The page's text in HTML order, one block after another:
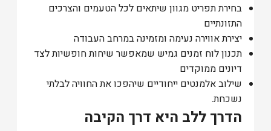
בחירת תפריט מגוון שיתאים לכל הטעמים והצרכים
התזונתיים
יצירת אווירה נעימה ומזמינה במרחב העבודה
תכנון לוח זמנים גמיש שמאפשר שיחות חופשיות לצד
דיונים ממוקדים
שילוב אלמנטים ייחודיים שיהפכו את החוויה לבלתי
נשכחת.
הדרך ללב היא דרך הקיבה